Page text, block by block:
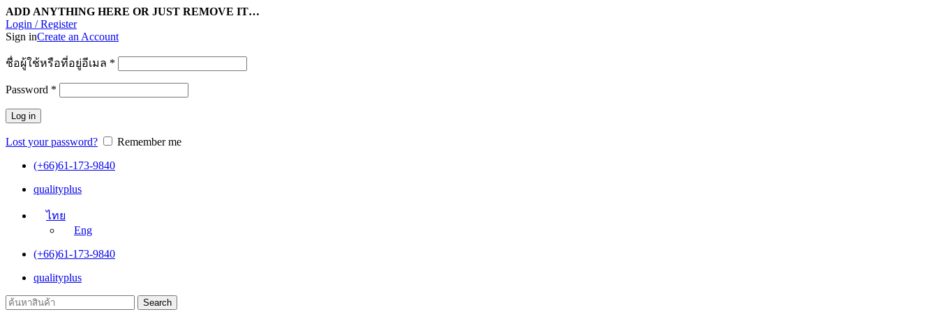
ADD ANYTHING HERE OR JUST REMOVE IT…
Login / Register
Sign inCreate an Account
ชื่อผู้ใช้หรือที่อยู่อีเมล *
Password *
Log in
Lost your password?
Remember me
(+66)61-173-9840
qualityplus
ไทย
Eng
(+66)61-173-9840
qualityplus
Search